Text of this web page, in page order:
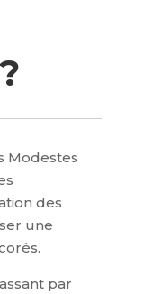
Modestes
des
une
par